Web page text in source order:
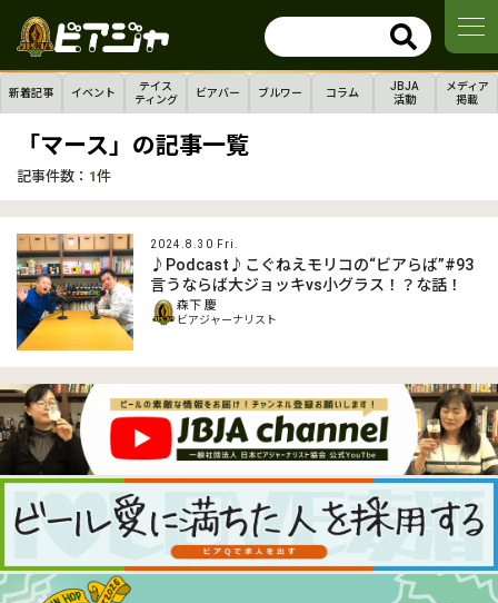
新着記事 イベント
テイス
ティング
ビアバー ブルワー コラム
JBJA
活動
メディア
掲載
「マース」の記事一覧
記事件数： 1件
2024.8.30 Fri.
♪Podcast♪こぐねえモリコの“ビアらば”#93
言うならば大ジョッキvs小グラス！？な話！
森下 慶
ビアジャーナリスト